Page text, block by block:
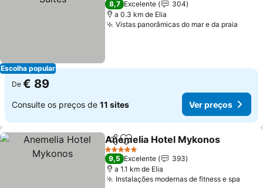
Escolha popular
8,7 Excelente
304
a 0.3 km de Elia
Vistas panorâmicas do mar e da praia
De € 89
Consulte os preços de 11 sites Ver preços
PartilharAdicionar aos favoritos
Anemelia Hotel Mykonos
5 Estrelas
9,5 Excelente
393
a 1.1 km de Elia
Instalações modernas de fitness e spa